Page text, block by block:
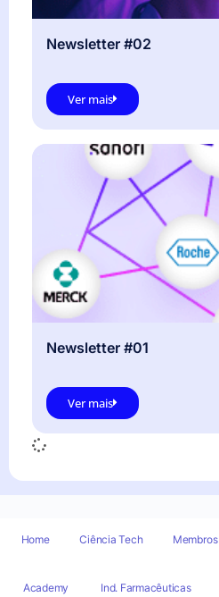
Newsletter #02
Ver mais
Newsletter #01
Ver mais
Home Ciência Tech Membros
Academy
Ind. Farmacêuticas